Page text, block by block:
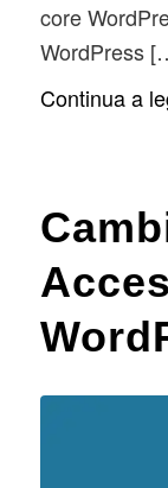
core
WordPress
Continua a